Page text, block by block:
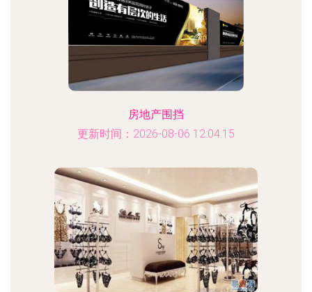
房地产围挡
更新时间：2026-08-06 12:04:15